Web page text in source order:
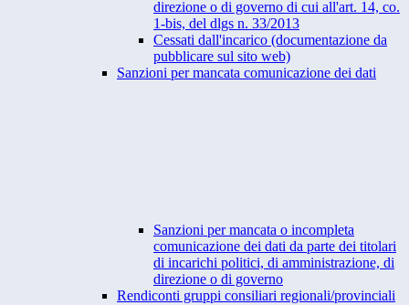
direzione o di governo di cui all'art. 14, co.
1-bis, del dlgs n. 33/2013
Cessati dall'incarico (documentazione da
pubblicare sul sito web)
Sanzioni per mancata comunicazione dei dati
Sanzioni per mancata o incompleta
comunicazione dei dati da parte dei titolari
di incarichi politici, di amministrazione, di
direzione o di governo
Rendiconti gruppi consiliari regionali/provinciali